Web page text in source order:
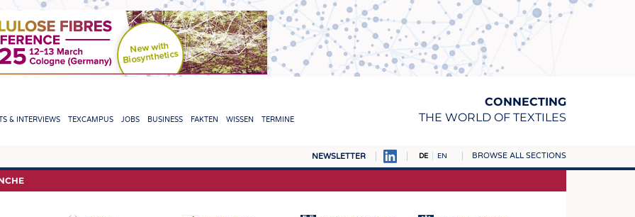
CONNECTING
THE WORLD OF TEXTILES
& INTERVIEWS TEXCAMPUS JOBS BUSINESS FAKTEN WISSEN TERMINE
NEWSLETTER DE EN BROWSE ALL SECTIONS